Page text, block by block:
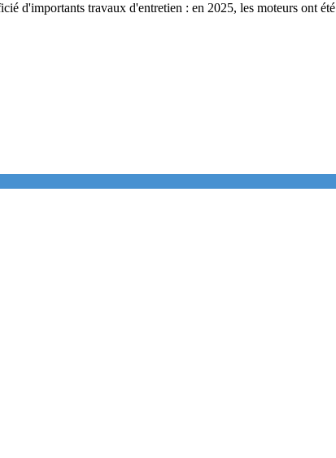
d'importants travaux d'entretien : en 2025, les moteurs ont été